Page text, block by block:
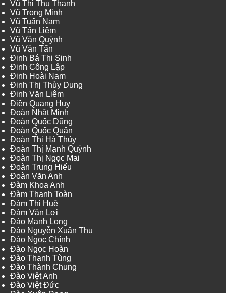
Vũ Thị Thu Thanh
Vũ Trọng Minh
Vũ Tuấn Nam
Vũ Tấn Liêm
Vũ Văn Quỳnh
Vũ Văn Tấn
Đinh Bá Thi Sinh
Đinh Công Lập
Đinh Hoài Nam
Đinh Thị Thùy Dung
Đinh Văn Liêm
Điền Quang Huy
Đoàn Nhật Minh
Đoàn Quốc Dũng
Đoàn Quốc Quân
Đoàn Thị Hà Thủy
Đoàn Thị Mạnh Quỳnh
Đoàn Thị Ngọc Mai
Đoàn Trung Hiếu
Đoàn Văn Anh
Đàm Khoa Anh
Đàm Thanh Toàn
Đàm Thị Huệ
Đàm Văn Lợi
Đào Mạnh Long
Đào Nguyễn Xuân Thu
Đào Ngọc Chính
Đào Ngọc Hoàn
Đào Thanh Tùng
Đào Thành Chung
Đào Việt Anh
Đào Việt Đức